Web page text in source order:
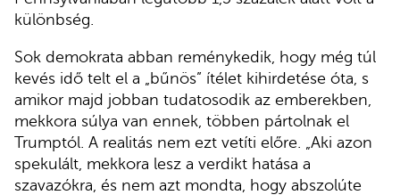
különbség.
Sok demokrata abban reménykedik, hogy még túl
kevés idő telt el a „bűnös” ítélet kihirdetése óta, s
amikor majd jobban tudatosodik az emberekben,
mekkora súlya van ennek, többen pártolnak el
Trumptól. A realitás nem ezt vetíti előre. „Aki azon
spekulált, mekkora lesz a verdikt hatása a
szavazókra, és nem azt mondta, hogy abszolúte